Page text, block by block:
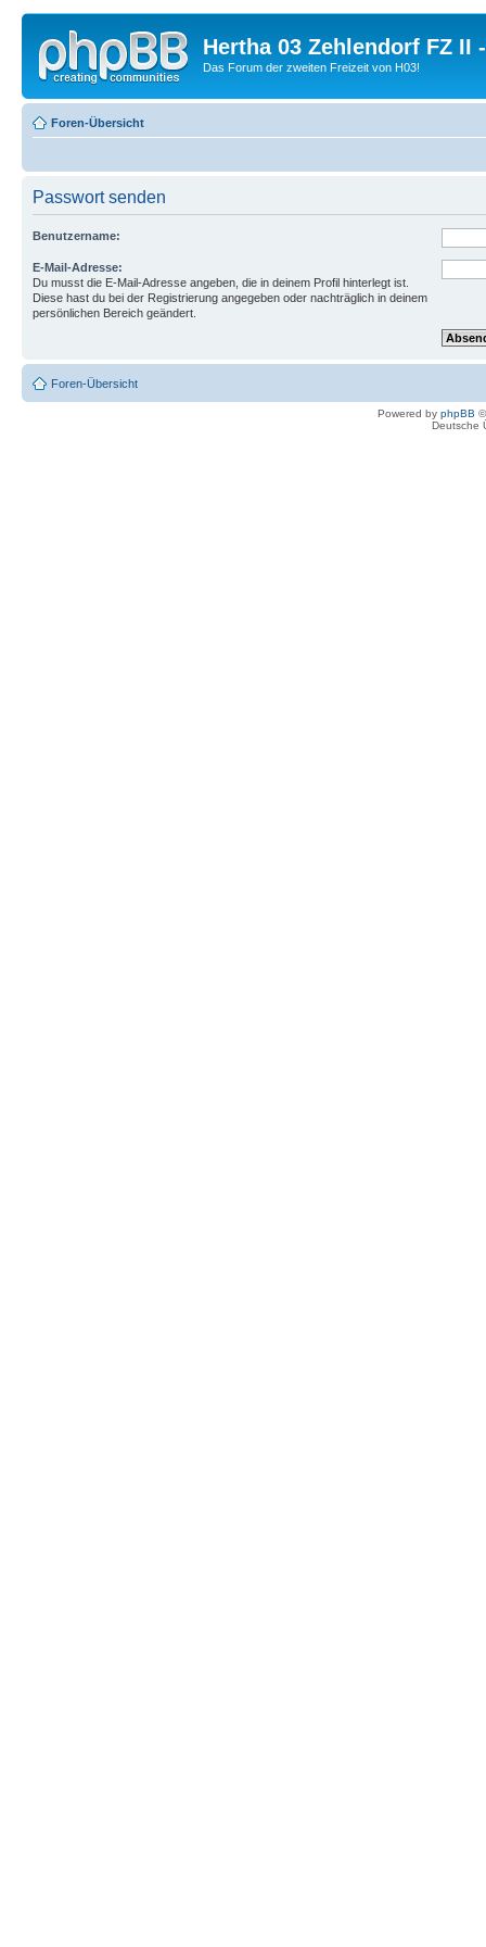
Hertha 03 Zehlendorf FZ II
Das Forum der zweiten Freizeit von H03!
Foren-Übersicht
Passwort senden
Benutzername:
E-Mail-Adresse:
Du musst die E-Mail-Adresse angeben, die in deinem Profil hinterlegt ist.
Diese hast du bei der Registrierung angegeben oder nachträglich in deinem
persönlichen Bereich geändert.
Foren-Übersicht
Powered by phpBB
Deutsche